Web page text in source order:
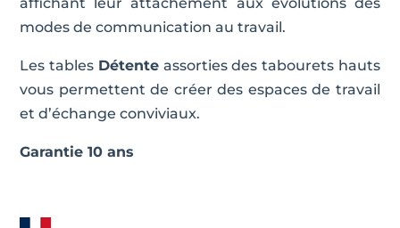
modes de communication au travail.
Les tables Détenteassorties des tabourets hauts
vous permettent de créer des espaces de travail
et d’échange conviviaux.
Garantie 10 ans